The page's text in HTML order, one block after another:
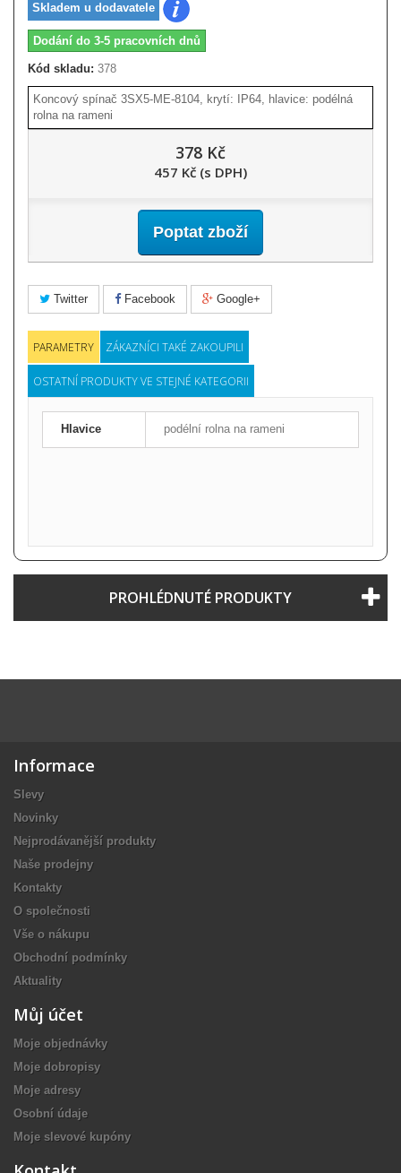
Skladem u dodavatele
Dodání do 3-5 pracovních dnů
Kód skladu: 378
Koncový spínač 3SX5-ME-8104, krytí: IP64, hlavice: podélná
rolna na rameni
378 Kč
457 Kč (s DPH)
Poptat zboží
Twitter Facebook Google+
PARAMETRY ZÁKAZNÍCI TAKÉ ZAKOUPILI
OSTATNÍ PRODUKTY VE STEJNÉ KATEGORII
Hlavice podélní rolna na rameni
PROHLÉDNUTÉ PRODUKTY
Informace
Slevy
Novinky
Nejprodávanější produkty
Naše prodejny
Kontakty
O společnosti
Vše o nákupu
Obchodní podmínky
Aktuality
Můj účet
Moje objednávky
Moje dobropisy
Moje adresy
Osobní údaje
Moje slevové kupóny